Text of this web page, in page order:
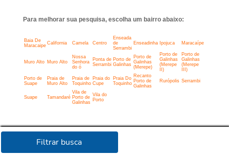
Filtrar busca
Para melhorar sua pesquisa, escolha um bairro abaixo:
Baia De
Maracaipe California Camela Centro
Enseada
de
Serrambi
Enseadinha Ipojuca Maracaípe
Muro Alto Muro Alto
Nossa
Senhora
do ó
Ponta de
Serrambi
Porto de
Galinhas
Porto de
Galinhas
(Merepe)
Porto de
Galinhas
(Merepe
II)
Porto de
Galinhas
(Merepe
III)
Porto de
Suape
Praia de
Muro Alto
Praia de
Toquinho
Praia do
Cupe
Praia Do
Toquinho
Recanto
Porto de
Galinhas
Rurópolis Serrambi
Suape Tamandaré
Vila de
Porto de
Galinhas
Vila do
Porto